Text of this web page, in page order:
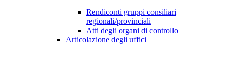
Rendiconti gruppi consiliari
regionali/provinciali
Atti degli organi di controllo
Articolazione degli uffici